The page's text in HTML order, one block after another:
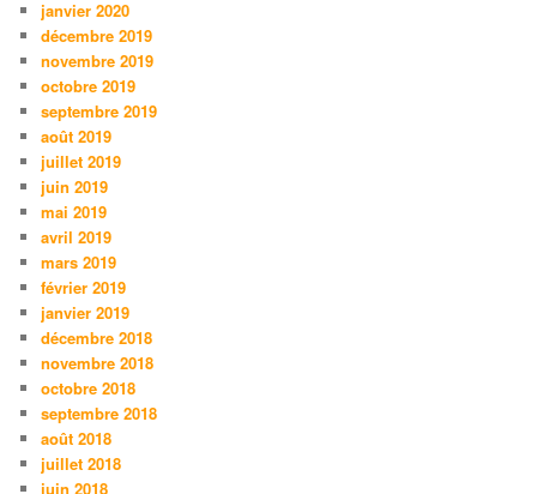
janvier 2020
décembre 2019
novembre 2019
octobre 2019
septembre 2019
août 2019
juillet 2019
juin 2019
mai 2019
avril 2019
mars 2019
février 2019
janvier 2019
décembre 2018
novembre 2018
octobre 2018
septembre 2018
août 2018
juillet 2018
juin 2018